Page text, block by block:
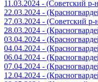
11.03.2024 - (Советский
22.03.2024 -
27.03.2024 - (Советский
28.03.2024 -
03.04.2024 -
04.04.2024 -
06.04.2024 -
07.04.2024 -
12.04.2024 -